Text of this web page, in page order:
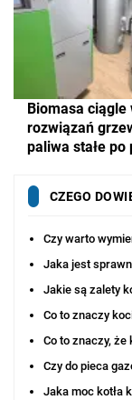
Biomasa
rozwiązań
paliwa stałe po
CZEGO
Czy warto
Jaka jest
Jakie są zalety
Co to znaczy
Co to znaczy, że
Czy do pieca
Jaka moc kotła